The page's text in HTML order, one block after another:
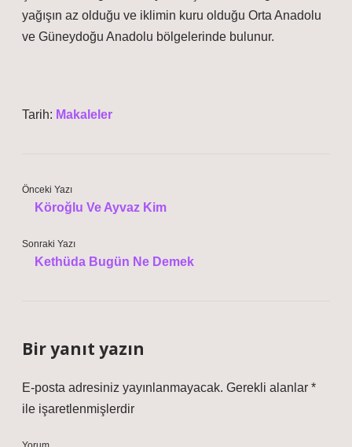
yağışın az olduğu ve iklimin kuru olduğu Orta Anadolu
ve Güneydoğu Anadolu bölgelerinde bulunur.
Tarih: Makaleler
Önceki Yazı
Köroğlu Ve Ayvaz Kim
Sonraki Yazı
Kethüda Bugün Ne Demek
Bir yanıt yazın
E-posta adresiniz yayınlanmayacak. Gerekli alanlar *
ile işaretlenmişlerdir